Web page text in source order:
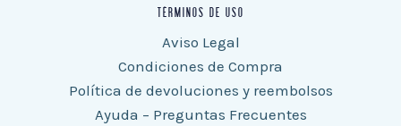
TÉRMINOS DE USO
Aviso Legal
Condiciones de Compra
Política de devoluciones y reembolsos
Ayuda – Preguntas Frecuentes